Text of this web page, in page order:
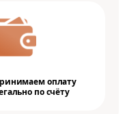
оплату
по счёту